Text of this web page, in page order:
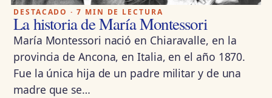
DESTACADO · 7 MIN DE LECTURA
La historia de María Montessori
María Montessori nació en Chiaravalle, en la
provincia de Ancona, en Italia, en el año 1870.
Fue la única hija de un padre militar y de una
madre que se…